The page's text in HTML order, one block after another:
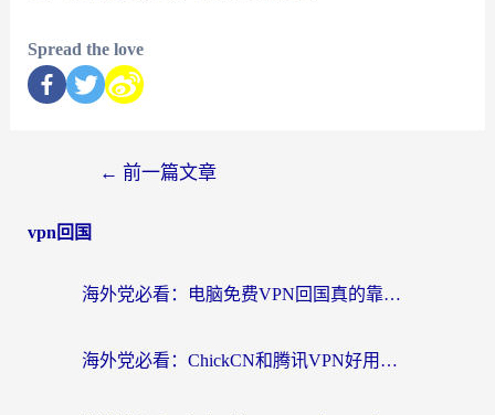
Spread the love
← 前一篇文章
vpn回国
海外党必看：电脑免费VPN回国真的靠谱吗？附实测对比与最优方案指南
海外党必看：ChickCN和腾讯VPN好用吗？3招选对回国加速器，告别地区限制